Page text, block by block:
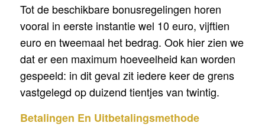
Tot de beschikbare bonusregelingen horen
vooral in eerste instantie wel 10 euro, vijftien
euro en tweemaal het bedrag. Ook hier zien we
dat er een maximum hoeveelheid kan worden
gespeeld: in dit geval zit iedere keer de grens
vastgelegd op duizend tientjes van twintig.
Betalingen En Uitbetalingsmethode